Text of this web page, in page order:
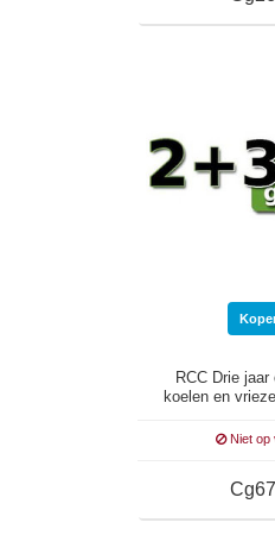
RCC Drie
koelen en
Niet op